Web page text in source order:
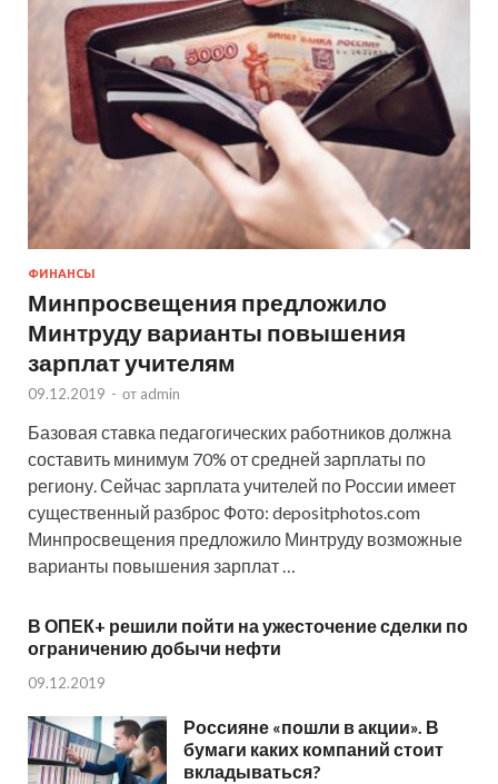
ФИНАНСЫ
Минпросвещения предложило
Минтруду варианты повышения
зарплат учителям
09.12.2019 - от admin
Базовая ставка педагогических работников должна
составить минимум 70% от средней зарплаты по
региону. Сейчас зарплата учителей по России имеет
существенный разброс Фото: depositphotos.com
Минпросвещения предложило Минтруду возможные
варианты повышения зарплат …
В ОПЕК+ решили пойти на ужесточение сделки по
ограничению добычи нефти
09.12.2019
Россияне «пошли в акции». В
бумаги каких компаний стоит
вкладываться?